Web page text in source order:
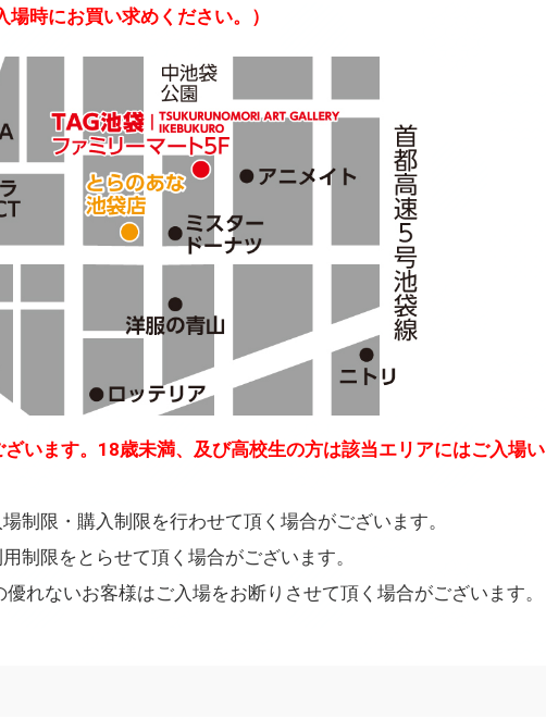
時にお買い求めください。）
います。18歳未満、及び高校生の方は該当エリアにはご入場い
制限・購入制限を行わせて頂く場合がございます。
制限をとらせて頂く場合がございます。
れないお客様はご入場をお断りさせて頂く場合がございます。